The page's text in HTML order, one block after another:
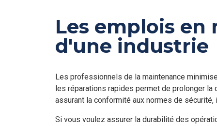
Les emplois
d'une industrie
Les professionnels de la maintenance
les réparations rapides permet de prolonger
assurant la conformité aux normes de
Si vous voulez assurer la durabilité des